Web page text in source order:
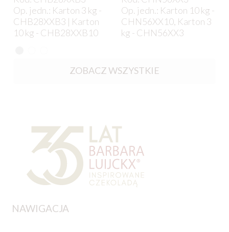
Op. jedn.: Karton 3 kg -
CHB28XXB3 | Karton
10 kg - CHB28XXB10
Op. jedn.: Karton 10 kg -
CHN56XX10, Karton 3
kg - CHN56XX3
ZOBACZ WSZYSTKIE
NAWIGACJA